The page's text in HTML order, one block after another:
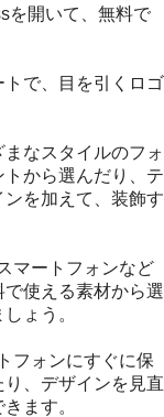
を開いて、無料で
で、目を引くロゴ
なスタイルのフォ
から選んだり、テ
を加えて、装飾す
マートフォンなど
使える素材から選
ょう。
フォンにすぐに保
、デザインを見直
ます。